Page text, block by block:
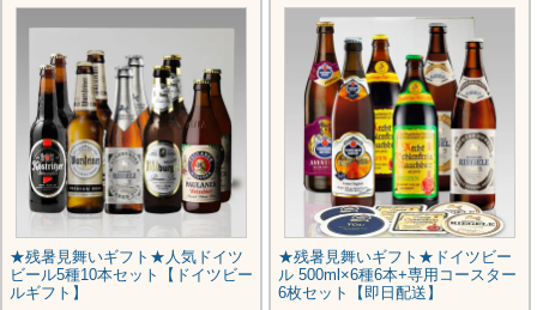
★残暑見舞いギフト★人気ドイツ
ビール5種10本セット【ドイツビー
ルギフト】
★残暑見舞いギフト★ドイツビー
ル 500ml×6種6本+専用コースター
6枚セット【即日配送】